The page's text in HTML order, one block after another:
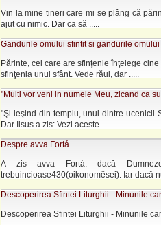
Vin la mine tineri care mi se plâng că
ajut cu nimic. Dar ca să .....
Gandurile omului sfintit si gandurile
Părinte, cel care are sfinţenie înţelege
sfinţenia unui sfânt. Vede răul, dar .....
"Multi vor veni in numele Meu, zicand ca
"Şi ieşind din templu, unul dintre ucenicii
Dar Iisus a zis: Vezi aceste .....
Despre avva Fortá
A zis avva Fortá: dacă
trebuincioase430(oikonomêsei). Iar dacă
Descoperirea Sfintei Liturghii - Minunile
Descoperirea Sfintei Liturghii - Minunile